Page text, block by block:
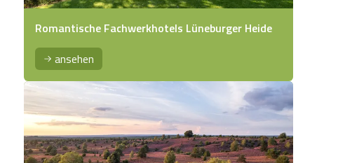
Romantische Fachwerkhotels Lüneburger Heide
ansehen